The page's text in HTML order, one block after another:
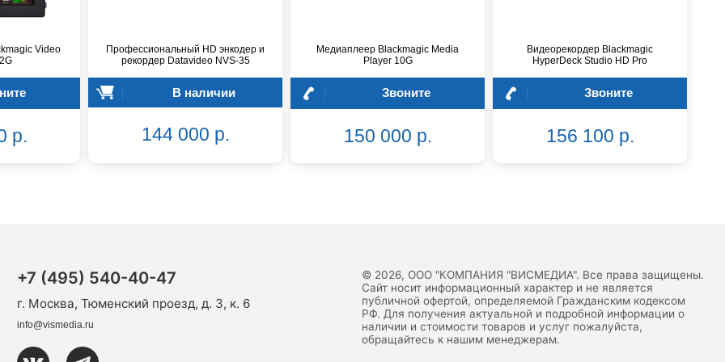
Video
р.
Профессиональный HD энкодер и
рекордер Datavideo NVS-35
В наличии
144 000 р.
Медиаплеер Blackmagic Media
Player 10G
Звоните
150 000 р.
Видеорекордер Blackmagic
HyperDeck Studio HD Pro
Звоните
156 100 р.
+7 (495) 540-40-47
г. Москва, Тюменский проезд, д. 3, к. 6
info@vismedia.ru
© 2026, ООО "КОМПАНИЯ "ВИСМЕДИА". Все права защищены.
Сайт носит информационный характер и не является
публичной офертой, определяемой Гражданским кодексом
РФ. Для получения актуальной и подробной информации о
наличии и стоимости товаров и услуг пожалуйста,
обращайтесь к нашим менеджерам.